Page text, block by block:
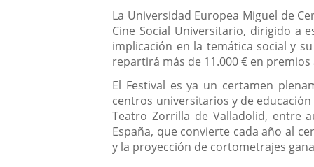
La Universidad Europea Miguel de
Cine Social Universitario, dirigido a
implicación en la temática social y
repartirá más de 11.000 € en
El Festival es ya un certamen
centros universitarios y de
Teatro Zorrilla de Valladolid, entre
España, que convierte cada año al
y la proyección de cortometrajes